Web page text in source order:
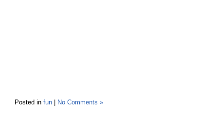
Posted in fun No Comments »